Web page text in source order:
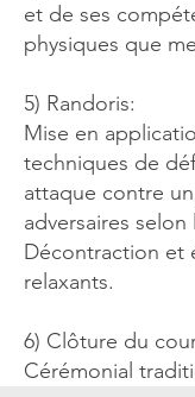
et de ses
physiques que
5) Randoris:
Mise en
techniques de
attaque contre
adversaires selon
Décontraction et
relaxants.
6) Clôture du
Cérémonial